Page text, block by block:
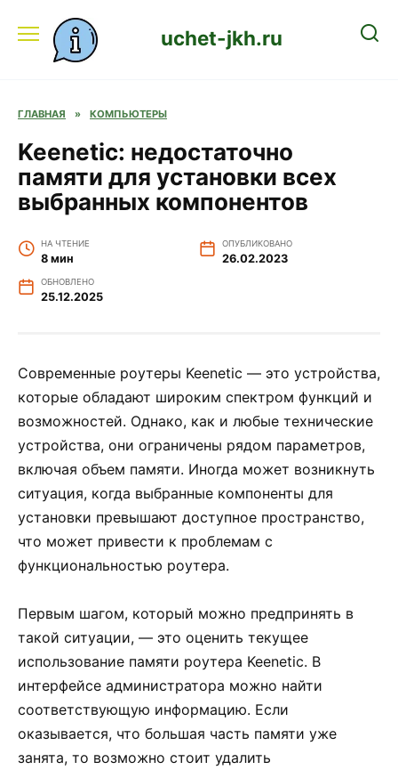
содержанию
uchet-jkh.ru
ГЛАВНАЯ » КОМПЬЮТЕРЫ
Keenetic: недостаточно
памяти для установки всех
выбранных компонентов
НА ЧТЕНИЕ
8 мин
ОПУБЛИКОВАНО
26.02.2023
ОБНОВЛЕНО
25.12.2025
Современные роутеры Keenetic — это устройства,
которые обладают широким спектром функций и
возможностей. Однако, как и любые технические
устройства, они ограничены рядом параметров,
включая объем памяти. Иногда может возникнуть
ситуация, когда выбранные компоненты для
установки превышают доступное пространство,
что может привести к проблемам с
функциональностью роутера.
Первым шагом, который можно предпринять в
такой ситуации, — это оценить текущее
использование памяти роутера Keenetic. В
интерфейсе администратора можно найти
соответствующую информацию. Если
оказывается, что большая часть памяти уже
занята, то возможно стоит удалить